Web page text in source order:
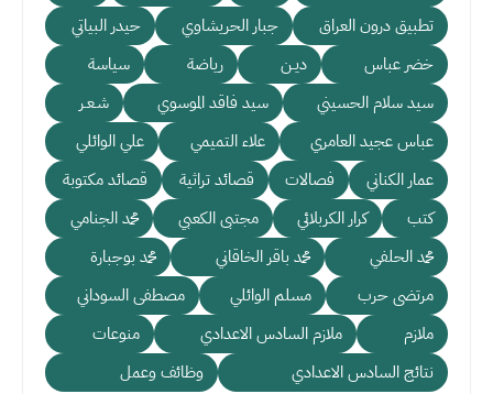
تطبيق درون العراق
جبار الحريشاوي
حيدر البياتي
خضر عباس
ديـن رياضة
سياسة
سيد سلام الحسيني
سيد فاقد الموسوي
شـعـر
عباس عجيد العامري
علاء التميمي
علي الوائلي
عمار الكناني
فصالات قصائد تراثية
قصائد مكتوبة
كتب
كرار الكربلائي مجتبى الكعبي
محمد الجنامي
محمد الحلفي
محمد باقر الخاقاني
محمد بوجبارة
مرتضى حرب
مسلم الوائلي
مصطفى السوداني
ملازم
ملازم السادس الاعدادي
منوعات
نتائج السادس الاعدادي
وظائف وعمل